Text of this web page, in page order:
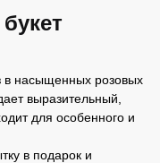
в насыщенных розовых
выразительный,
для особенного и
в подарок и